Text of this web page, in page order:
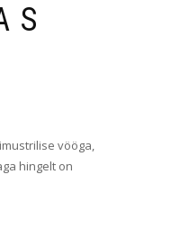
S
vööga,
hingelt on